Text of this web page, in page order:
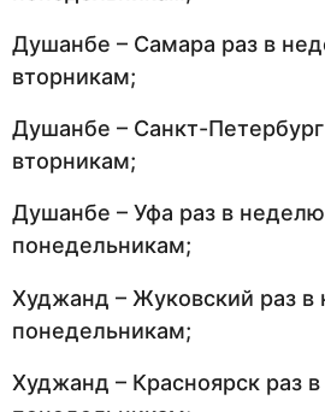
Душанбе – Самара раз в
вторникам;
Душанбе – Санкт-
вторникам;
Душанбе – Уфа раз в
понедельникам;
Худжанд – Жуковский раз в
понедельникам;
Худжанд – Красноярск раз